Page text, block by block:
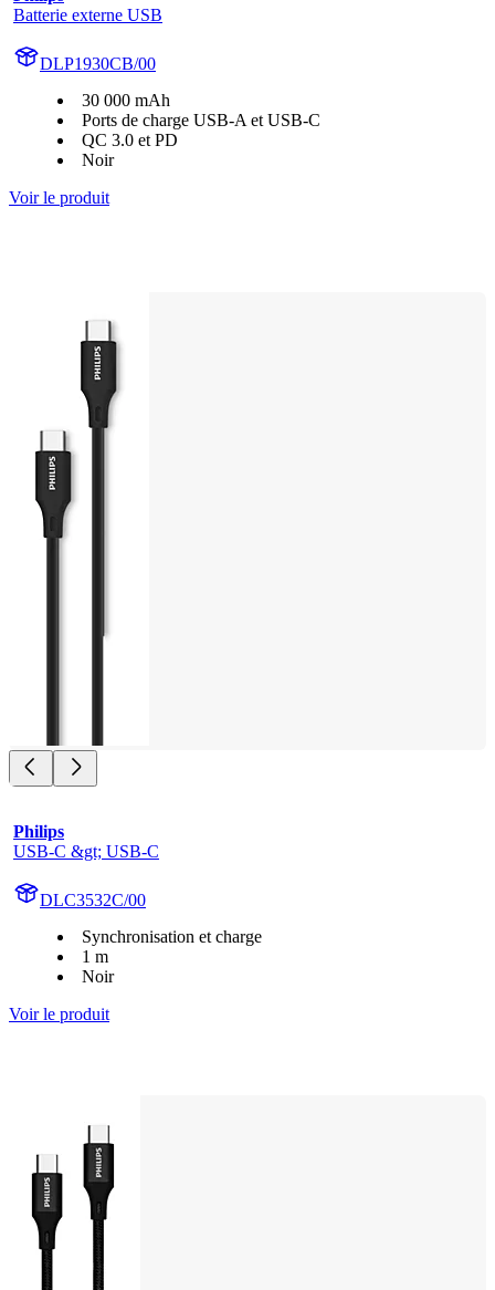
Batterie externe USB
DLP1930CB/00
30 000 mAh
Ports de charge USB-A et USB-C
QC 3.0 et PD
Noir
Voir le produit
Philips
USB-C &gt; USB-C
DLC3532C/00
Synchronisation et charge
1 m
Noir
Voir le produit